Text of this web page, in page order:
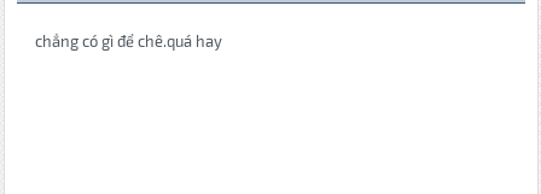
chẳng có gì để chê.quá hay